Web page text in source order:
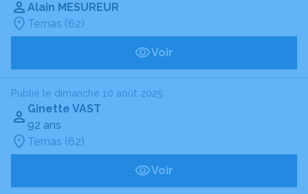
Alain MESUREUR
Ternas (62)
Voir
Publié le dimanche 10 août 2025
Ginette VAST
92 ans
Ternas (62)
Voir